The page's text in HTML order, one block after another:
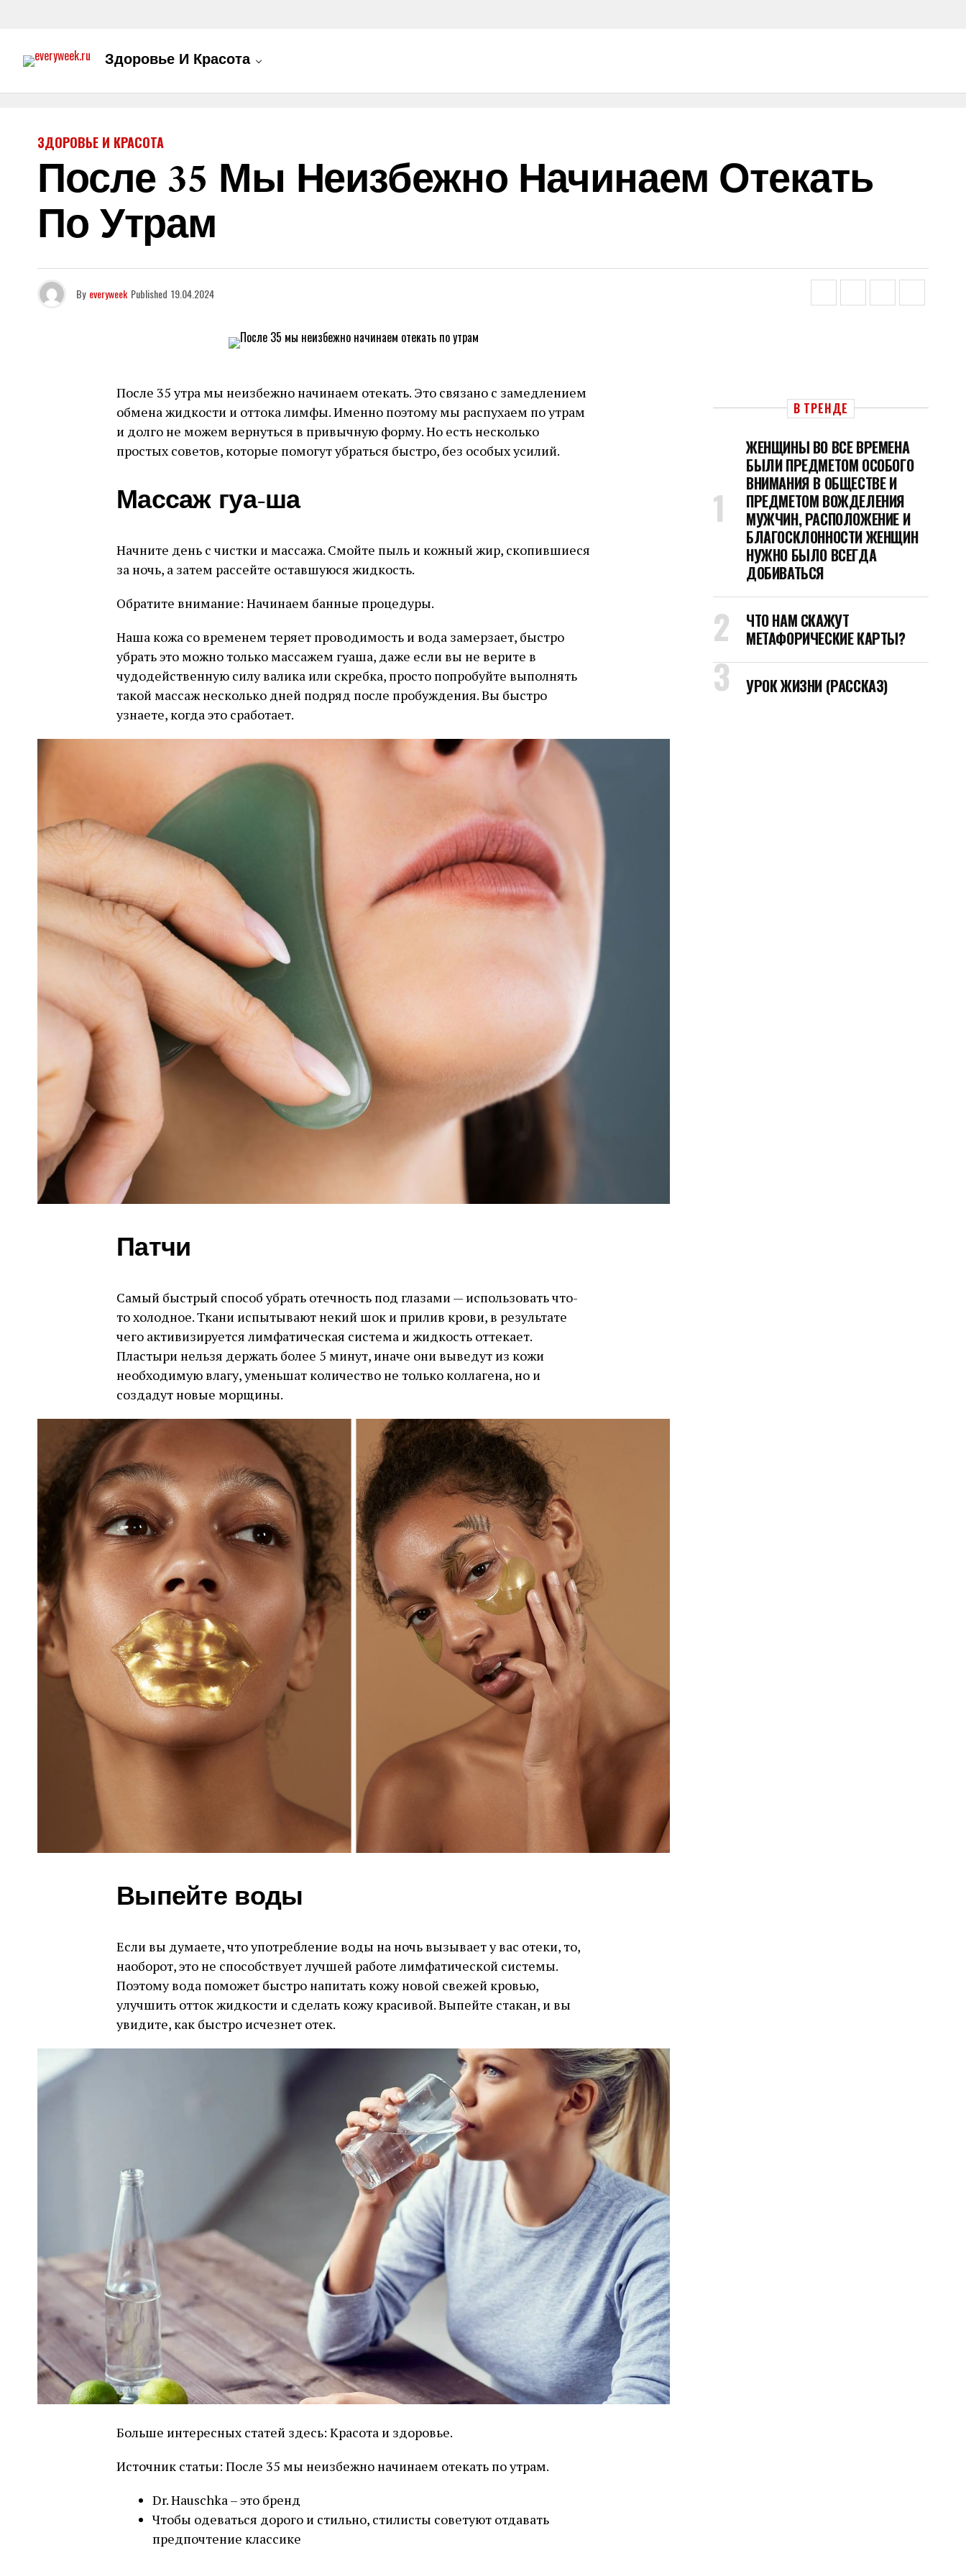
Здоровье И Красота
ЗДОРОВЬЕ И КРАСОТА
После 35 Мы Неизбежно Начинаем Отекать
По Утрам
By everyweek Published 19.04.2024
После 35 утра мы неизбежно начинаем отекать. Это связано с замедлением
обмена жидкости и оттока лимфы. Именно поэтому мы распухаем по утрам
и долго не можем вернуться в привычную форму. Но есть несколько
простых советов, которые помогут убраться быстро, без особых усилий.
Массаж гуа-ша
Начните день с чистки и массажа. Смойте пыль и кожный жир, скопившиеся
за ночь, а затем рассейте оставшуюся жидкость.
Обратите внимание: Начинаем банные процедуры.
Наша кожа со временем теряет проводимость и вода замерзает, быстро
убрать это можно только массажем гуаша, даже если вы не верите в
чудодейственную силу валика или скребка, просто попробуйте выполнять
такой массаж несколько дней подряд после пробуждения. Вы быстро
узнаете, когда это сработает.
Патчи
Самый быстрый способ убрать отечность под глазами — использовать что-
то холодное. Ткани испытывают некий шок и прилив крови, в результате
чего активизируется лимфатическая система и жидкость оттекает.
Пластыри нельзя держать более 5 минут, иначе они выведут из кожи
необходимую влагу, уменьшат количество не только коллагена, но и
создадут новые морщины.
Выпейте воды
Если вы думаете, что употребление воды на ночь вызывает у вас отеки, то,
наоборот, это не способствует лучшей работе лимфатической системы.
Поэтому вода поможет быстро напитать кожу новой свежей кровью,
улучшить отток жидкости и сделать кожу красивой. Выпейте стакан, и вы
увидите, как быстро исчезнет отек.
Больше интересных статей здесь: Красота и здоровье.
Источник статьи: После 35 мы неизбежно начинаем отекать по утрам.
Dr. Hauschka – это бренд
Чтобы одеваться дорого и стильно, стилисты советуют отдавать
предпочтение классике
В ТРЕНДЕ
ЖЕНЩИНЫ ВО ВСЕ ВРЕМЕНА
БЫЛИ ПРЕДМЕТОМ ОСОБОГО
ВНИМАНИЯ В ОБЩЕСТВЕ И
ПРЕДМЕТОМ ВОЖДЕЛЕНИЯ
МУЖЧИН, РАСПОЛОЖЕНИЕ И
БЛАГОСКЛОННОСТИ ЖЕНЩИН
НУЖНО БЫЛО ВСЕГДА
ДОБИВАТЬСЯ
ЧТО НАМ СКАЖУТ
МЕТАФОРИЧЕСКИЕ КАРТЫ?
УРОК ЖИЗНИ (РАССКАЗ)